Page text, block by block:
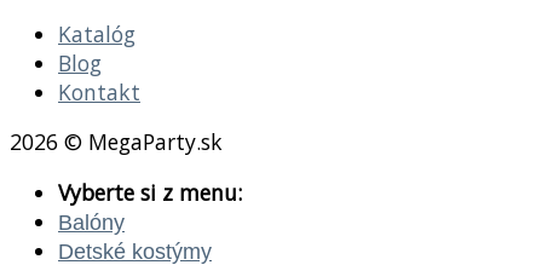
Katalóg
Blog
Kontakt
2026 © MegaParty.sk
Vyberte si z menu:
Balóny
Detské kostýmy